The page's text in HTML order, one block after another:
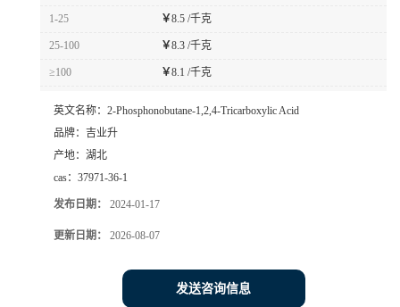
1-25 ￥8.5 /千克
25-100 ￥8.3 /千克
≥100 ￥8.1 /千克
英文名称： 2-Phosphonobutane-1,2,4-Tricarboxylic Acid
品牌： 吉业升
产地： 湖北
cas： 37971-36-1
发布日期： 2024-01-17
更新日期： 2026-08-07
发送咨询信息